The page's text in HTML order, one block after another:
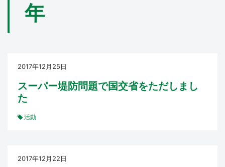
年
2017年12月25日
スーパー堤防問題で国交省をただしまし
た
活動
2017年12月22日